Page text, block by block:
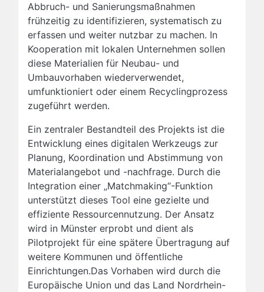
Abbruch- und Sanierungsmaßnahmen
frühzeitig zu identifizieren, systematisch zu
erfassen und weiter nutzbar zu machen. In
Kooperation mit lokalen Unternehmen sollen
diese Materialien für Neubau- und
Umbauvorhaben wiederverwendet,
umfunktioniert oder einem Recyclingprozess
zugeführt werden.
Ein zentraler Bestandteil des Projekts ist die
Entwicklung eines digitalen Werkzeugs zur
Planung, Koordination und Abstimmung von
Materialangebot und -nachfrage. Durch die
Integration einer „Matchmaking“-Funktion
unterstützt dieses Tool eine gezielte und
effiziente Ressourcennutzung. Der Ansatz
wird in Münster erprobt und dient als
Pilotprojekt für eine spätere Übertragung auf
weitere Kommunen und öffentliche
Einrichtungen.Das Vorhaben wird durch die
Europäische Union und das Land Nordrhein-